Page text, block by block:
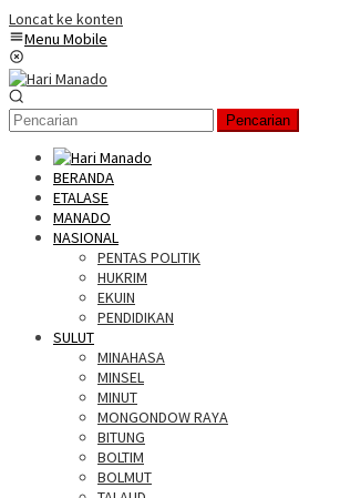
Loncat ke konten
Menu Mobile
Pencarian
BERANDA
ETALASE
MANADO
NASIONAL
PENTAS POLITIK
HUKRIM
EKUIN
PENDIDIKAN
SULUT
MINAHASA
MINSEL
MINUT
MONGONDOW RAYA
BITUNG
BOLTIM
BOLMUT